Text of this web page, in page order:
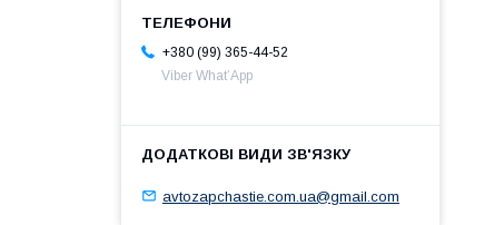
+380 (99) 365-44-52
Viber What’App
avtozapchastie.com.ua@gmail.com